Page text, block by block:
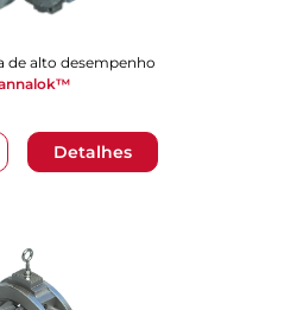
Detalhes
de alto desempenho